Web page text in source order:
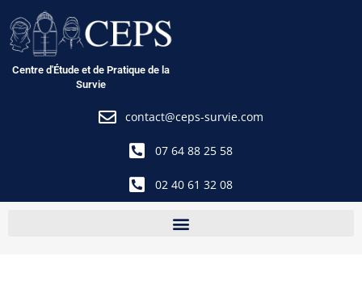
au
contenu
Centre d'Étude et de Pratique de la
Survie
contact@ceps-survie.com
07 64 88 25 58
02 40 61 32 08